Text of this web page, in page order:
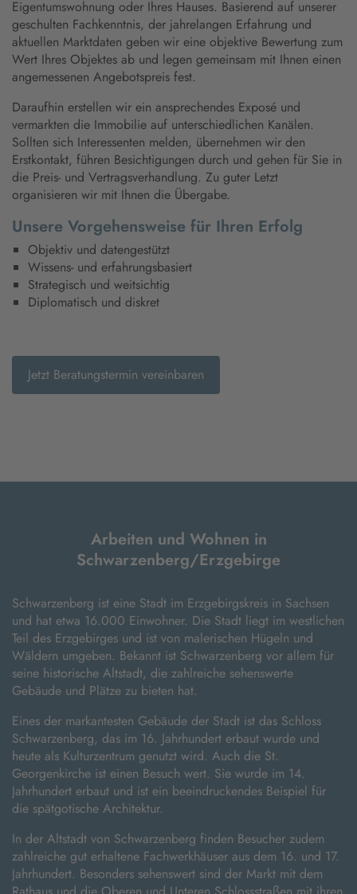
Eigentumswohnung oder Ihres Hauses. Basierend auf unserer
geschulten Fachkenntnis, der jahrelangen Erfahrung und
aktuellen Marktdaten geben wir eine objektive Bewertung zum
Wert Ihres Objektes ab und legen gemeinsam mit Ihnen einen
angemessenen Angebotspreis fest.
Daraufhin erstellen wir ein ansprechendes Exposé und
vermarkten die Immobilie auf unterschiedlichen Kanälen.
Sollten sich Interessenten melden, übernehmen wir den
Erstkontakt, führen Besichtigungen durch und gehen für Sie in
die Preis- und Vertragsverhandlung. Zu guter Letzt
organisieren wir mit Ihnen die Übergabe.
Unsere Vorgehensweise für Ihren Erfolg
Objektiv und datengestützt
Wissens- und erfahrungsbasiert
Strategisch und weitsichtig
Diplomatisch und diskret
Jetzt Beratungstermin vereinbaren
Arbeiten und Wohnen in
Schwarzenberg/Erzgebirge
Schwarzenberg ist eine Stadt im Erzgebirgskreis in Sachsen
und hat etwa 16.000 Einwohner. Die Stadt liegt im westlichen
Teil des Erzgebirges und ist von malerischen Hügeln und
Wäldern umgeben. Bekannt ist Schwarzenberg vor allem für
seine historische Altstadt, die zahlreiche sehenswerte
Gebäude und Plätze zu bieten hat.
Eines der markantesten Gebäude der Stadt ist das Schloss
Schwarzenberg, das im 16. Jahrhundert erbaut wurde und
heute als Kulturzentrum genutzt wird. Auch die St.
Georgenkirche ist einen Besuch wert. Sie wurde im 14.
Jahrhundert erbaut und ist ein beeindruckendes Beispiel für
die spätgotische Architektur.
In der Altstadt von Schwarzenberg finden Besucher zudem
zahlreiche gut erhaltene Fachwerkhäuser aus dem 16. und 17.
Jahrhundert. Besonders sehenswert sind der Markt mit dem